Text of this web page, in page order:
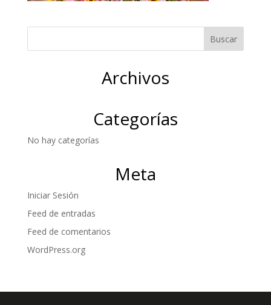
Archivos
Categorías
No hay categorías
Meta
Iniciar Sesión
Feed de entradas
Feed de comentarios
WordPress.org